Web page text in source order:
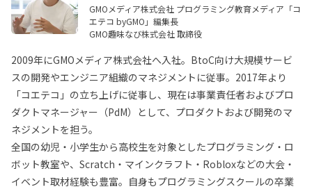
GMOメディア株式会社 プログラミング教育メディア「コ
エテコ byGMO」編集長
GMO趣味なび株式会社 取締役
2009年にGMOメディア株式会社へ入社。BtoC向け大規模サービ
スの開発やエンジニア組織のマネジメントに従事。2017年より
「コエテコ」の立ち上げに従事し、現在は事業責任者およびプロ
ダクトマネージャー（PdM）として、プロダクトおよび開発のマ
ネジメントを担う。
全国の幼児・小学生から高校生を対象としたプログラミング・ロ
ボット教室や、Scratch・マインクラフト・Robloxなどの大会・
イベント取材経験も豊富。自身もプログラミングスクールの卒業